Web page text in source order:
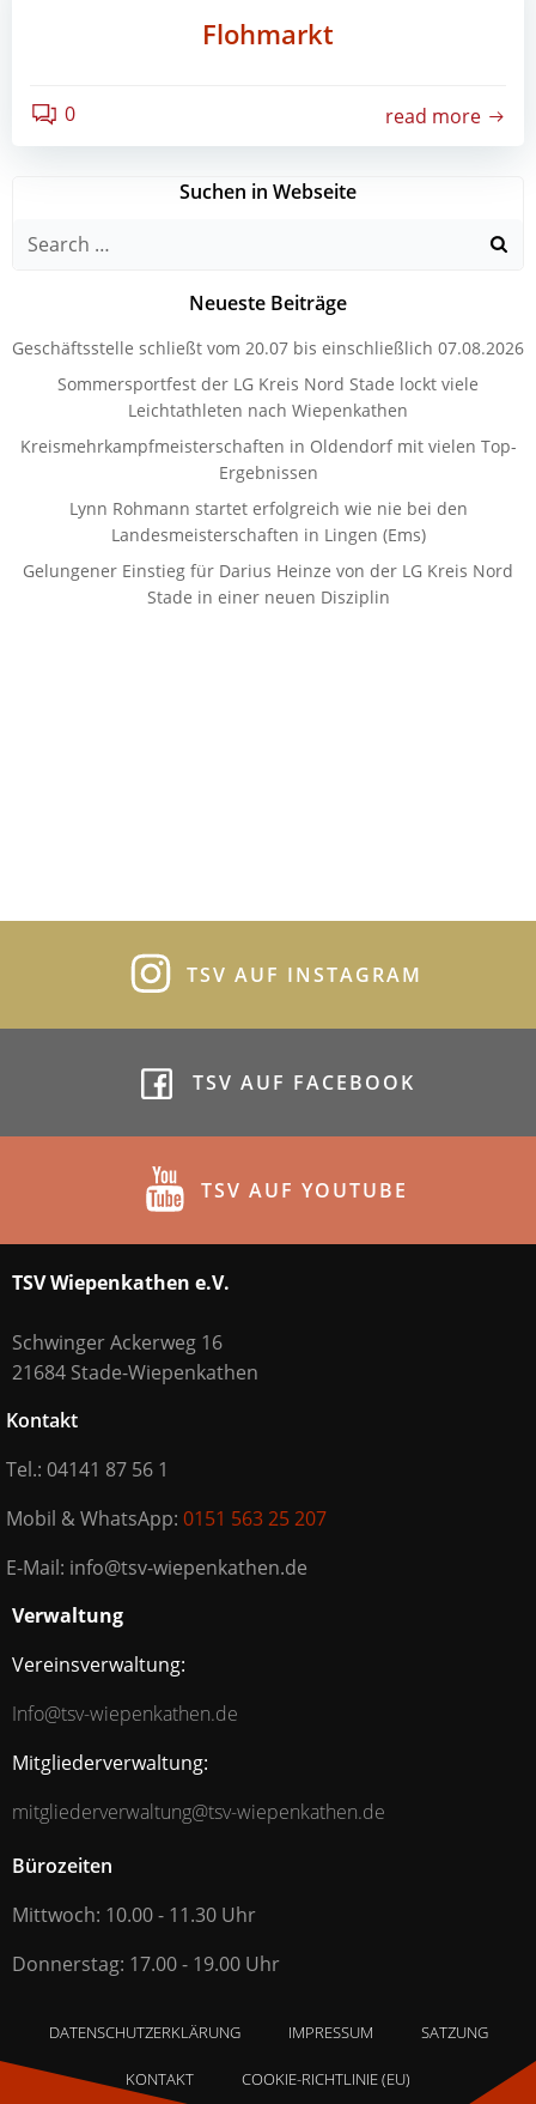
Flohmarkt
0 read more
Suchen in Webseite
Search
Neueste Beiträge
Geschäftsstelle schließt vom 20.07 bis einschließlich 07.08.2026
Sommersportfest der LG Kreis Nord Stade lockt viele
Leichtathleten nach Wiepenkathen
Kreismehrkampfmeisterschaften in Oldendorf mit vielen Top-
Ergebnissen
Lynn Rohmann startet erfolgreich wie nie bei den
Landesmeisterschaften in Lingen (Ems)
Gelungener Einstieg für Darius Heinze von der LG Kreis Nord
Stade in einer neuen Disziplin
TSV AUF INSTAGRAM
TSV AUF FACEBOOK
TSV AUF YOUTUBE
TSV Wiepenkathen e.V.
Schwinger Ackerweg 16
21684 Stade-Wiepenkathen
Kontakt
Tel.: 04141 87 56 1
Mobil & WhatsApp: 0151 563 25 207
E-Mail: info@tsv-wiepenkathen.de
Bürozeiten
Mittwoch: 10.00 - 11.30 Uhr
Donnerstag: 17.00 - 19.00 Uhr
Verwaltung
Vereinsverwaltung:
Info@tsv-wiepenkathen.de
Mitgliederverwaltung:
mitgliederverwaltung@tsv-wiepenkathen.de
DATENSCHUTZERKLÄRUNG IMPRESSUM SATZUNG
KONTAKT COOKIE-RICHTLINIE (EU)